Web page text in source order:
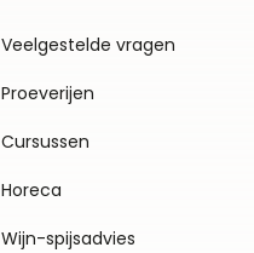
Veelgestelde vragen
Proeverijen
Cursussen
Horeca
Wijn-spijsadvies